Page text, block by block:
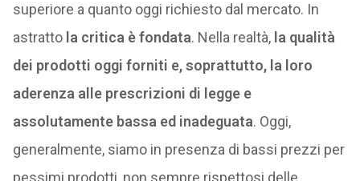
superiore a quanto oggi richiesto dal mercato. In
astratto la critica è fondata. Nella realtà,la qualità
dei prodotti oggi forniti e, soprattutto, la loro
aderenza alle prescrizioni di legge e
assolutamente bassa ed inadeguata. Oggi,
generalmente, siamo in presenza di bassi prezzi per
pessimi prodotti, non sempre rispettosi delle